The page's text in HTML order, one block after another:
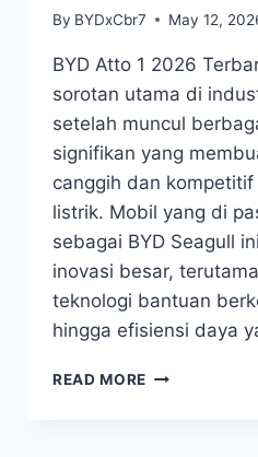
By BYDxCbr7 May 12,
BYD Atto 1 2026
sorotan utama di
setelah muncul
signifikan yang
canggih dan
listrik. Mobil yang di
sebagai BYD Seagull
inovasi besar,
teknologi bantuan
hingga efisiensi daya
READ MORE